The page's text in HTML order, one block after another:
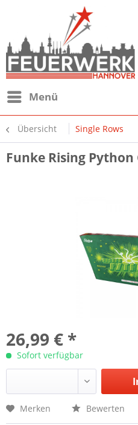
Menü
Übersicht Single Rows
Funke Rising Python
26,99 € *
Sofort verfügbar
Merken Bewerten